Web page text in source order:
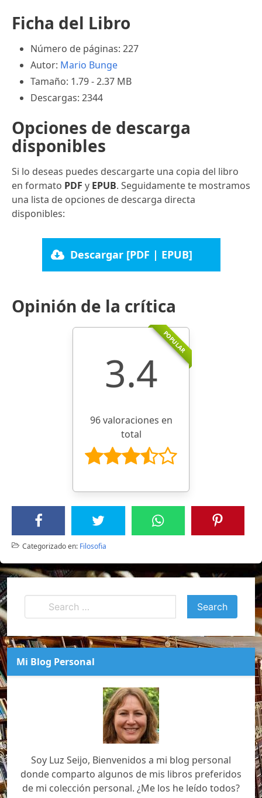
Ficha del Libro
Número de páginas: 227
Autor: Mario Bunge
Tamaño: 1.79 - 2.37 MB
Descargas: 2344
Opciones de descarga
disponibles
Si lo deseas puedes descargarte una copia del libro
en formato PDF y EPUB. Seguidamente te mostramos
una lista de opciones de descarga directa
disponibles:
Descargar [PDF | EPUB]
Opinión de la crítica
POPULAR
3.4
96 valoraciones en
total
Categorizado en: Filosofia
Mi Blog Personal
Soy Luz Seijo, Bienvenidos a mi blog personal
donde comparto algunos de mis libros preferidos
de mi colección personal. ¿Me los he leído todos?